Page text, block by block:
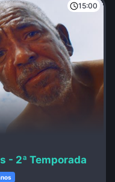
15:00
- 2ª Temporada